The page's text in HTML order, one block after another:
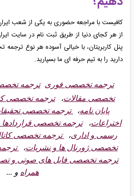
کافیست با مراجعه حضوری به یکی از شعب
از هر کجای دنیا از طریق ثبت نام در سایت
پنل کاربریتان، با خیالی آسوده هر نوع
دارید را به تیم حرفه ای ما بسپارید.
ترجمه تخصصی فوری ترجمه
تخصصی مقالات،ترجمه تخصصی
پایان نامه، ترجمه تخصصی
اختراعات،ترجمه تخصصی قراردادها
رسمی و اداری، ترجمه تخصصی
تخصصی ژورنال ها و نشریات،
ترجمه تخصصی فایل های صوتی و
همراه و ...